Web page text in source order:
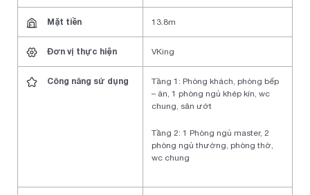
Mặt tiền 13.8m
Đơn vị thực hiện VKing
Công năng sử dụng
Tầng 1: Phòng khách, phòng bếp
– ăn, 1 phòng ngủ khép kín, wc
chung, sân ướt
Tầng 2: 1 Phòng ngủ master, 2
phòng ngủ thường, phòng thờ,
wc chung